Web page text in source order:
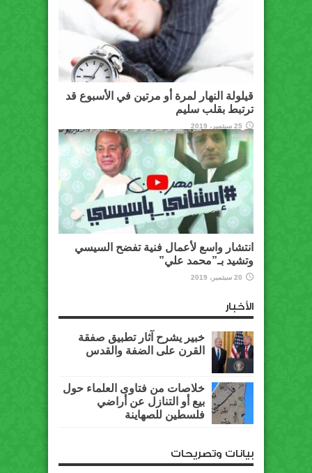
قيلولة النهار لمرة أو مرتين في الأسبوع قد
ترتبط بقلب سليم
25 سبتمبر، 2019
انتشار واسع لأعمال فنية تفضح السيسي
وتشيد بـ”محمد علي”
20 سبتمبر، 2019
الأخبار
خبير يشرح آثار تطبيق صفقة
القرن على الضفة والقدس
خلاصات من فتاوى العلماء حول
بيع أو التنازل عن أراضي
فلسطين للصهاينة
بيانات وتصريحات